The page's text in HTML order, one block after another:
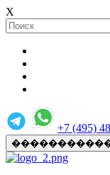
X
+7 (495)